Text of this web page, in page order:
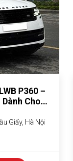
P360 –
Cho
Giấy, Hà Nội